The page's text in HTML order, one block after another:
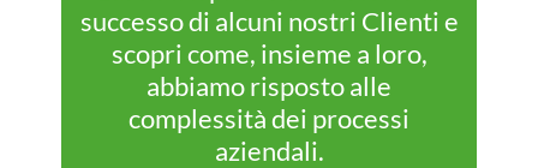
successo di alcuni nostri Clienti e
scopri come, insieme a loro,
abbiamo risposto alle
complessità dei processi
aziendali.